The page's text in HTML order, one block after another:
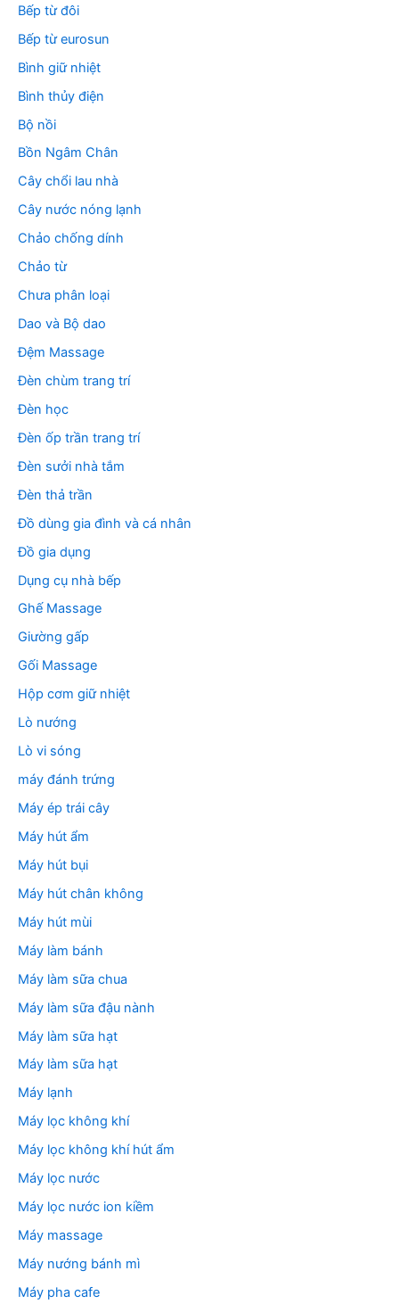
Bếp từ đôi
Bếp từ eurosun
Bình giữ nhiệt
Bình thủy điện
Bộ nồi
Bồn Ngâm Chân
Cây chổi lau nhà
Cây nước nóng lạnh
Chảo chống dính
Chảo từ
Chưa phân loại
Dao và Bộ dao
Đệm Massage
Đèn chùm trang trí
Đèn học
Đèn ốp trần trang trí
Đèn sưởi nhà tắm
Đèn thả trần
Đồ dùng gia đình và cá nhân
Đồ gia dụng
Dụng cụ nhà bếp
Ghế Massage
Giường gấp
Gối Massage
Hộp cơm giữ nhiệt
Lò nướng
Lò vi sóng
máy đánh trứng
Máy ép trái cây
Máy hút ẩm
Máy hút bụi
Máy hút chân không
Máy hút mùi
Máy làm bánh
Máy làm sữa chua
Máy làm sữa đậu nành
Máy làm sữa hạt
Máy làm sữa hạt
Máy lạnh
Máy lọc không khí
Máy lọc không khí hút ẩm
Máy lọc nước
Máy lọc nước ion kiềm
Máy massage
Máy nướng bánh mì
Máy pha cafe